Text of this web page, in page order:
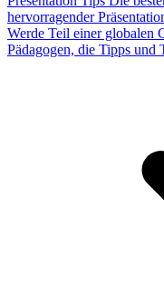
hervorragender
Werde Teil einer globalen
Pädagogen, die Tipps und